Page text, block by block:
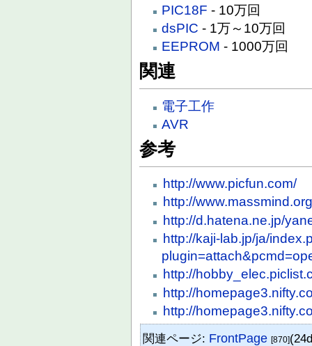
PIC18F - 10万回
dsPIC - 1万～10万回
EEPROM - 1000万回
関連
電子工作
AVR
参考
http://www.picfun.com/
http://
http://d.hatena.ne.jp/
http://kaji-lab.jp/ja/
http://
http://
http://
関連ページ: FrontPage [870]